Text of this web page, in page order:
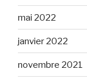
mai 2022
janvier 2022
novembre 2021